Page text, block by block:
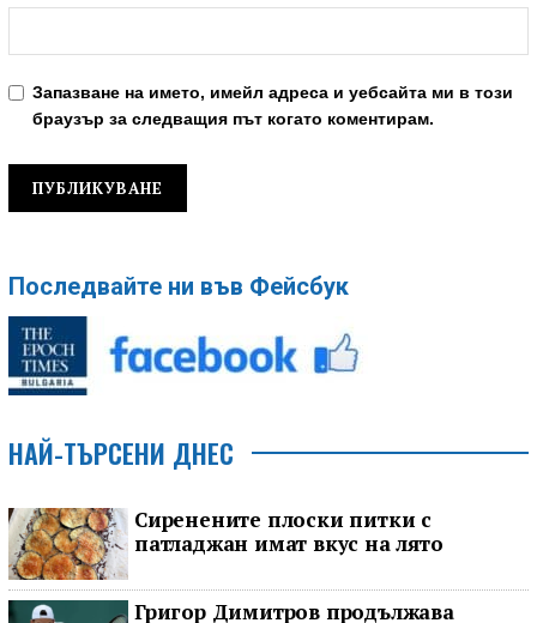
Запазване на името, имейл адреса и уебсайта ми в този
браузър за следващия път когато коментирам.
Последвайте ни във Фейсбук
НАЙ-ТЪРСЕНИ ДНЕС
Сиренените плоски питки с
патладжан имат вкус на лято
Григор Димитров продължава